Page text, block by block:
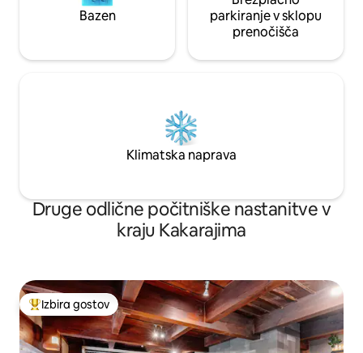
plaža manj obiskana in pokrajina
morja. Le kratek sprehod stran so tudi
Bazen
parkiranje v sklopu
prenočišča
Klimatska naprava
Druge odlične počitniške nastanitve v
kraju Kakarajima
Najbolj priljubljena prenočišča z značko »Izbira gostov«
Izbira gostov